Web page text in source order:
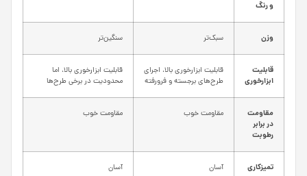
و رنگ
وزن سبک‌تر سنگین‌تر
قابلیت
ابزارخوری
قابلیت ابزارخوری بالا، اجرای
طرح‌های برجسته و فرورفته
قابلیت ابزارخوری بالا، اما
محدودیت در برخی طرح‌ها
مقاومت
در برابر
رطوبت
مقاومت خوب مقاومت خوب
تمیزکاری آسان آسان